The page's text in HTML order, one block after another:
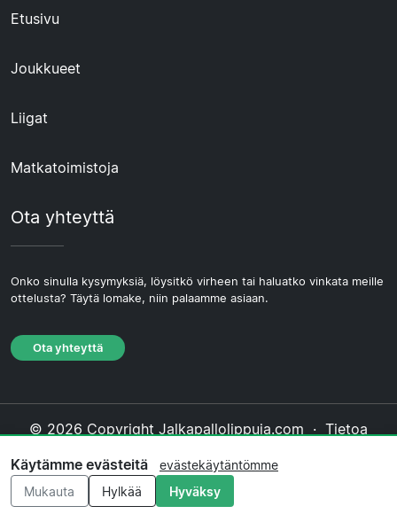
Etusivu
Joukkueet
Liigat
Matkatoimistoja
Ota yhteyttä
Onko sinulla kysymyksiä, löysitkö virheen tai haluatko vinkata meille
ottelusta? Täytä lomake, niin palaamme asiaan.
Ota yhteyttä
© 2026 Copyright Jalkapallolippuja.com · Tietoa
Evästekäytäntö·Toimituksellinen käytäntö
Käytämme evästeitä
evästekäytäntömme
Mukauta
Hylkää Hyväksy